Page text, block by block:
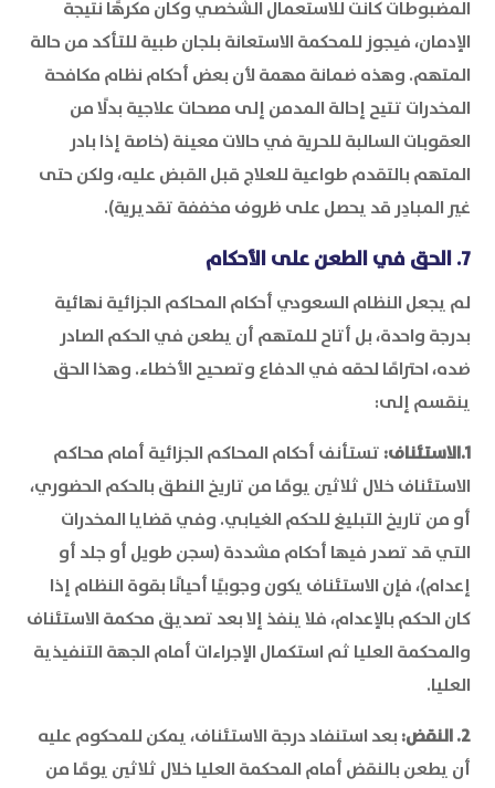
المضبوطات كانت للاستعمال الشخصي وكان مكرهًا نتيجة
الإدمان، فيجوز للمحكمة الاستعانة بلجان طبية للتأكد من حالة
المتهم. وهذه ضمانة مهمة لأن بعض أحكام نظام مكافحة
المخدرات تتيح إحالة المدمن إلى مصحات علاجية بدلًا من
العقوبات السالبة للحرية في حالات معينة (خاصة إذا بادر
المتهم بالتقدم طواعية للعلاج قبل القبض عليه، ولكن حتى
غير المبادِر قد يحصل على ظروف مخففة تقديرية).
7. الحق في الطعن على الأحكام
لم يجعل النظام السعودي أحكام المحاكم الجزائية نهائية
بدرجة واحدة، بل أتاح للمتهم أن يطعن في الحكم الصادر
ضده، احترامًا لحقه في الدفاع وتصحيح الأخطاء. وهذا الحق
ينقسم إلى:
1.الاستئناف:
تستأنف أحكام المحاكم الجزائية أمام محاكم
الاستئناف خلال ثلاثين يومًا من تاريخ النطق بالحكم الحضوري،
أو من تاريخ التبليغ للحكم الغيابي. وفي قضايا المخدرات
التي قد تصدر فيها أحكام مشددة (سجن طويل أو جلد أو
إعدام)، فإن الاستئناف يكون وجوبيًا أحيانًا بقوة النظام إذا
كان الحكم بالإعدام، فلا ينفذ إلا بعد تصديق محكمة الاستئناف
والمحكمة العليا ثم استكمال الإجراءات أمام الجهة التنفيذية
العليا.
2. النقض:
بعد استنفاد درجة الاستئناف، يمكن للمحكوم عليه
أن يطعن بالنقض أمام المحكمة العليا خلال ثلاثين يومًا من